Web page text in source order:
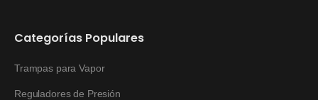
Categorías Populares
Trampas para Vapor
Reguladores de Presión